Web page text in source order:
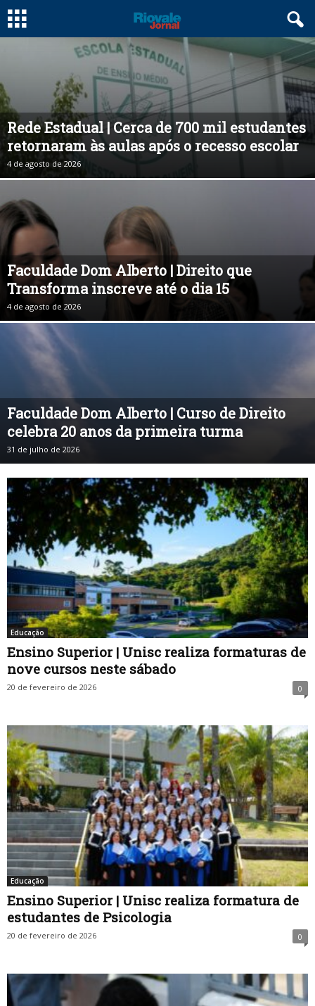
Rede Estadual | Cerca de 700 mil estudantes
retornaram às aulas após o recesso escolar
4 de agosto de 2026
Faculdade Dom Alberto | Direito que
Transforma inscreve até o dia 15
4 de agosto de 2026
Faculdade Dom Alberto | Curso de Direito
celebra 20 anos da primeira turma
31 de julho de 2026
Educação
Ensino Superior | Unisc realiza formaturas de
nove cursos neste sábado
20 de fevereiro de 2026 0
Educação
Ensino Superior | Unisc realiza formatura de
estudantes de Psicologia
20 de fevereiro de 2026 0